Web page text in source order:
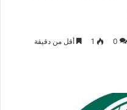
0
1 أقل من دقيقة